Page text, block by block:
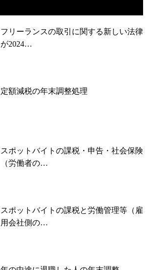
フリーランスの取引に関する新しい法律
が2024…
定額減税の年末調整処理
スポットバイトの課税・申告・社会保険
（労働者の…
スポットバイトの課税と労働管理等（雇
用会社側の…